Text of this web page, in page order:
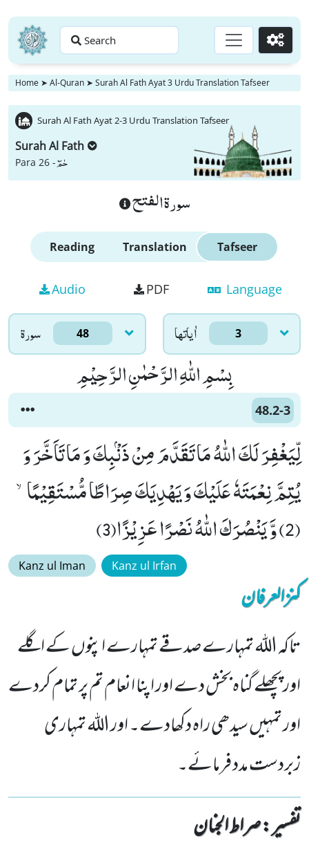
Search Go
Home ➤ Al-Quran ➤ Surah Al Fath Ayat 3 Urdu Translation Tafseer
Surah Al Fath Ayat 2-3 Urdu Translation Tafseer
Surah Al Fath
Para 26 -حٰمٓ
سورة الفتح
Reading Translation Tafseer
Audio PDF Language
سورۃ 48 اٰياتها 3
بِسْمِ اللّٰهِ الرَّحْمٰنِ الرَّحِیْمِ
48.2-3
لِّیَغْفِرَ لَكَ اللّٰهُ مَا تَقَدَّمَ مِنْ ذَنْۢبِكَ وَ مَا تَاَخَّرَ وَ
یُتِمَّ نِعْمَتَهٗ عَلَیْكَ وَ یَهْدِیَكَ صِرَاطًا مُّسْتَقِیْمًاۙ
(2) وَّ یَنْصُرَكَ اللّٰهُ نَصْرًا عَزِیْزًا(3)
Kanz ul Iman Kanz ul Irfan
کنزالعرفان
تاکہ اللہ تمہارے صدقے تمہارے اپنوں کے اگلے
اور پچھلے گناہ بخش دے اور اپنا انعام تم پر تمام کردے
اور تمہیں سیدھی راہ دکھادے۔ اور اللہ تمہاری
زبردست مدد فرمائے۔
تفسیر : ‎صراط الجنان